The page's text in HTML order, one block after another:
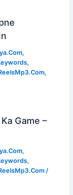
,
,
,
Game –
,
,
/